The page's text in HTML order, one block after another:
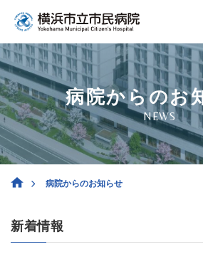
病院からのお
NEWS
病院からのお知らせ
新着情報